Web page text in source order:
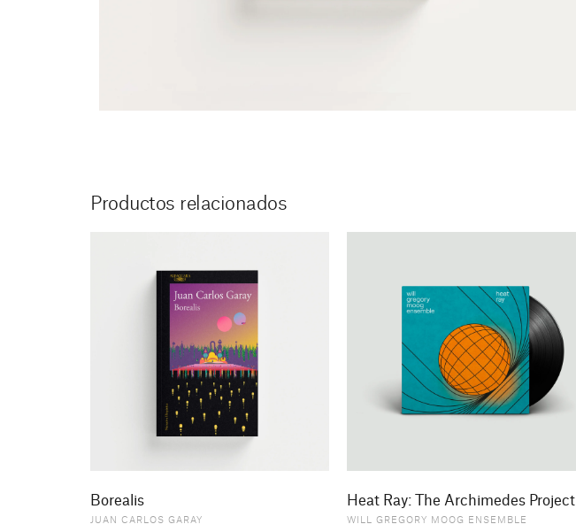
Productos relacionados
Borealis
JUAN CARLOS GARAY
Heat Ray: The Archimedes Project
WILL GREGORY MOOG ENSEMBLE